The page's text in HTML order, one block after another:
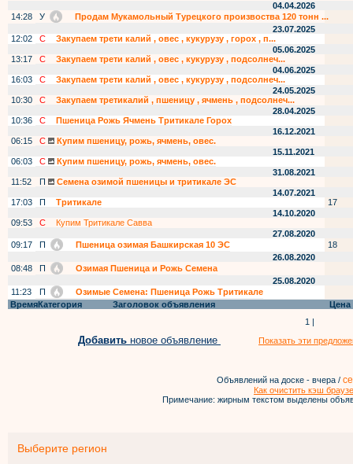
04.04.2026
14:28
У
Продам Мукамольный Турецкого произвоства 120 тонн ...
23.07.2025
12:02
С
Закупаем трети калий , овес , кукурузу , горох , п...
05.06.2025
13:17
С
Закупаем трети калий , овес , кукурузу , подсолнеч...
04.06.2025
16:03
С
Закупаем трети калий , овес , кукурузу , подсолнеч...
24.05.2025
10:30
С
Закупаем третикалий , пшеницу , ячмень , подсолнеч...
28.04.2025
10:36
С
Пшеница Рожь Ячмень Тритикале Горох
16.12.2021
06:15
С
Купим пшеницу, рожь, ячмень, овес.
15.11.2021
06:03
С
Купим пшеницу, рожь, ячмень, овес.
31.08.2021
11:52
П
Семена озимой пшеницы и тритикале ЭС
14.07.2021
17:03
П Тритикале
17
14.10.2020
09:53
С
Купим Тритикале Савва
27.08.2020
09:17
П Пшеница озимая Башкирская 10 ЭС
18
26.08.2020
08:48
П
Озимая Пшеница и Рожь Семена
25.08.2020
11:23
П
Озимые Семена: Пшеница Рожь Тритикале
ВремяКатегория Заголовок объявления
Цена
1 |
Добавить новое объявление Показать эти
Объявлений на доске - вчера /
Как очистить кэш
Примечание: жирным текстом выделены
Выберите регион